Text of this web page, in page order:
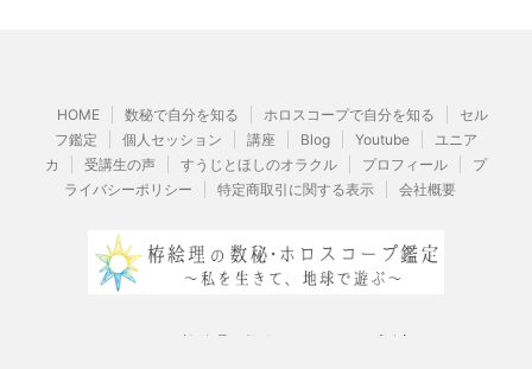
HOME 数秘で自分を知る ホロスコープで自分を知る
セル
フ鑑定
個人セッション 講座 Blog Youtube
ユニア
カ
受講生の声 すうじとほしのオラクル プロフィール
プ
ライバシーポリシー
特定商取引に関する表示 会社概要